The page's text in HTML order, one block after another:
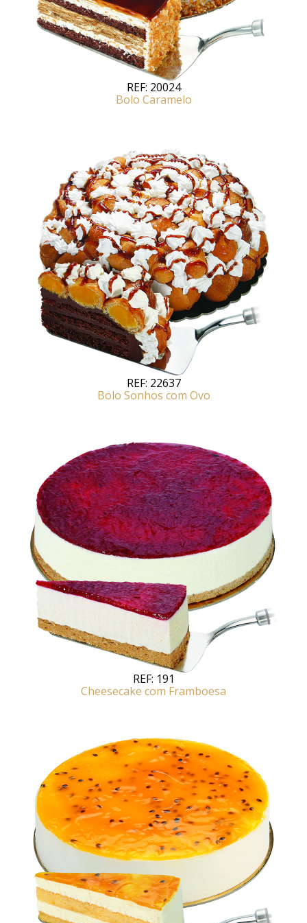
REF: 20024
Bolo Caramelo
REF: 22637
Bolo Sonhos com Ovo
REF: 191
Cheesecake com Framboesa